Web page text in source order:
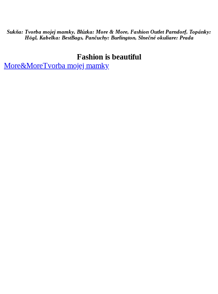
Sukňa: Tvorba mojej mamky, Blúzka: More & More, Fashion Outlet Parndorf, Topánky:
Högl, Kabelka: BestBags, Pančuchy: Burlington, Slnečné okuliare: Prada
Fashion is beautiful
More&MoreTvorba mojej mamky